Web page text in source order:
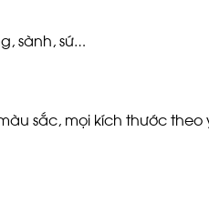
sành, sứ…
sắc, mọi kích thước